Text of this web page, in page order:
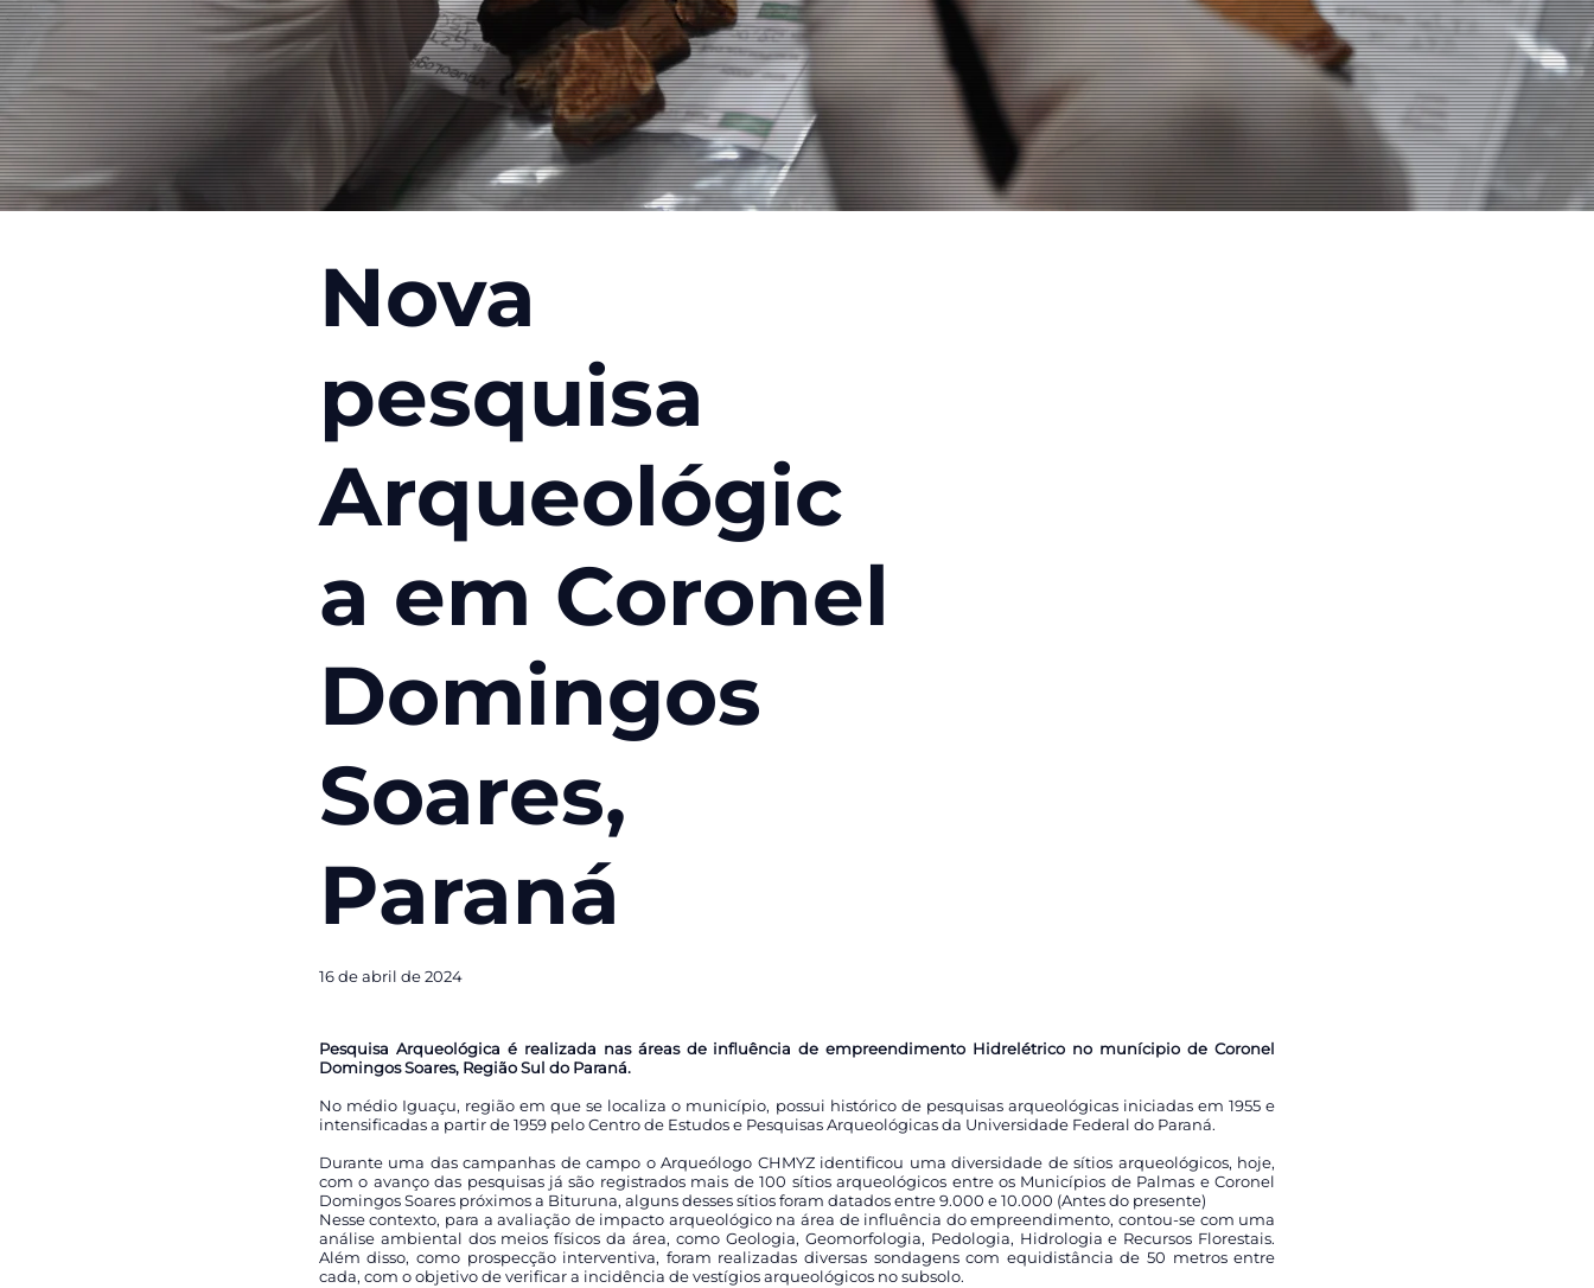
Nova
pesquisa
Arqueológic
a em Coronel
Domingos
Soares,
Paraná
16 de abril de 2024
Pesquisa Arqueológica é realizada nas áreas de influência de empreendimento Hidrelétrico no munícipio de Coronel
Domingos Soares, Região Sul do Paraná.
No médio Iguaçu, região em que se localiza o município, possui histórico de pesquisas arqueológicas iniciadas em 1955 e
intensificadas a partir de 1959 pelo Centro de Estudos e Pesquisas Arqueológicas da Universidade Federal do Paraná.
Durante uma das campanhas de campo o Arqueólogo CHMYZ identificou uma diversidade de sítios arqueológicos, hoje,
com o avanço das pesquisas já são registrados mais de 100 sítios arqueológicos entre os Municípios de Palmas e Coronel
Domingos Soares próximos a Bituruna, alguns desses sítios foram datados entre 9.000 e 10.000 (Antes do presente)
Nesse contexto, para a avaliação de impacto arqueológico na área de influência do empreendimento, contou-se com uma
análise ambiental dos meios físicos da área, como Geologia, Geomorfologia, Pedologia, Hidrologia e Recursos Florestais.
Além disso, como prospecção interventiva, foram realizadas diversas sondagens com equidistância de 50 metros entre
cada, com o objetivo de verificar a incidência de vestígios arqueológicos no subsolo.